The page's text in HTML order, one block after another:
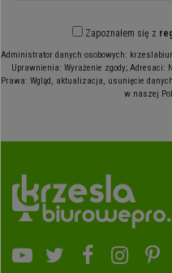
miała pełne podparcie.
Dzięki produktom, które oferuje
wskazówkom, możesz
Zapoznałem się z
Administrator danych osobowych:
Uprawnienia: Wyrażenie zgody; Adresaci:
Prawa: Wgląd, aktualizacja, usunięcie
w naszej